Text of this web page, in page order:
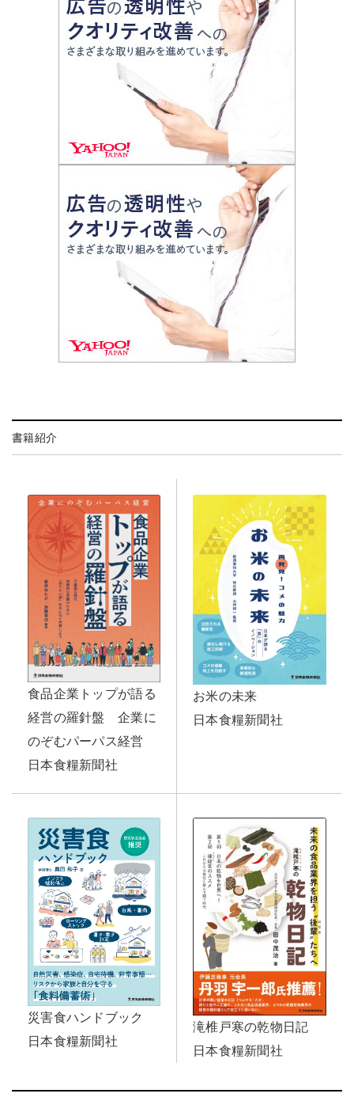
書籍紹介
食品企業トップが語る
経営の羅針盤 企業に
のぞむパーパス経営
日本食糧新聞社
お米の未来
日本食糧新聞社
災害食ハンドブック
日本食糧新聞社
滝椎戸寒の乾物日記
日本食糧新聞社